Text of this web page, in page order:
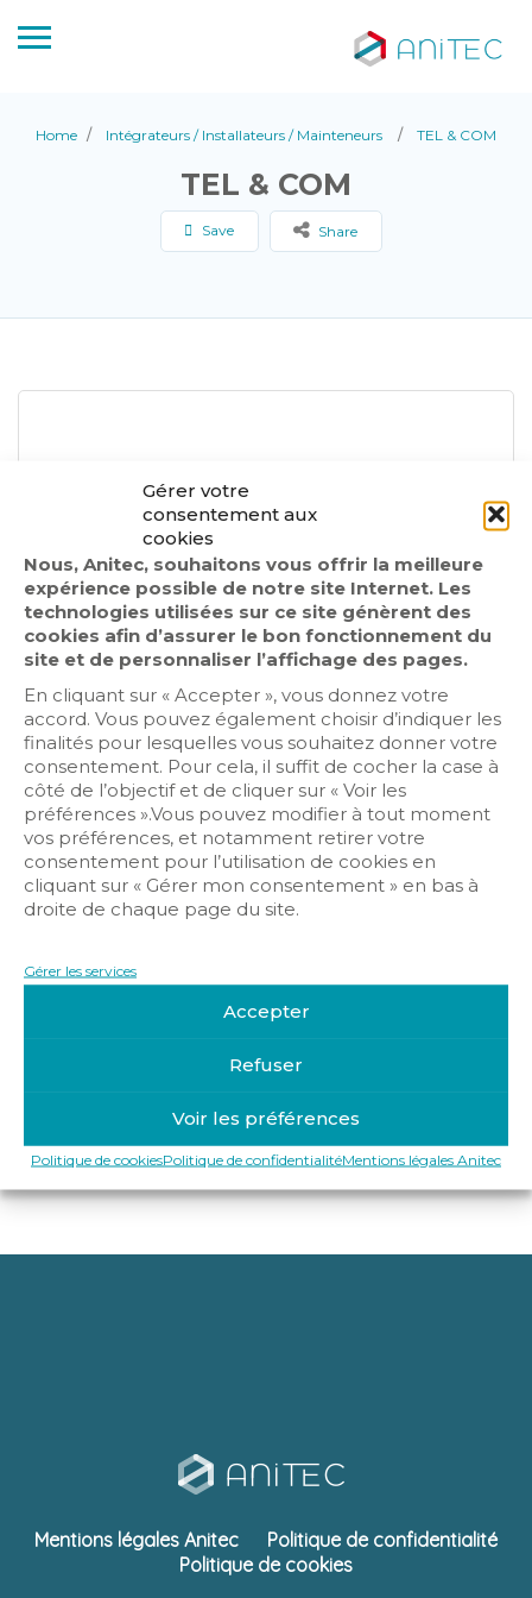
Gérer votre
consentement aux
cookies
Nous, Anitec, souhaitons vous offrir la meilleure
expérience possible de notre site Internet. Les
technologies utilisées sur ce site génèrent des
cookies afin d’assurer le bon fonctionnement du
site et de personnaliser l’affichage des pages.
En cliquant sur « Accepter », vous donnez votre
accord. Vous pouvez également choisir d’indiquer les
finalités pour lesquelles vous souhaitez donner votre
consentement. Pour cela, il suffit de cocher la case à
côté de l’objectif et de cliquer sur « Voir les
préférences ».Vous pouvez modifier à tout moment
vos préférences, et notamment retirer votre
consentement pour l’utilisation de cookies en
cliquant sur « Gérer mon consentement » en bas à
droite de chaque page du site.
Gérer les services
Accepter
Refuser
Voir les préférences
Politique de cookiesPolitique de confidentialitéMentions légales Anitec
Home Intégrateurs / Installateurs / Mainteneurs TEL & COM
TEL & COM
Save Share
Détection intrusion
Infrastructure Réseaux
Vidéosurveillance
https://www.facebook.com/people/Tel-
Com/100065080596501/
Mentions légales Anitec
Politique de confidentialité
Politique de cookies